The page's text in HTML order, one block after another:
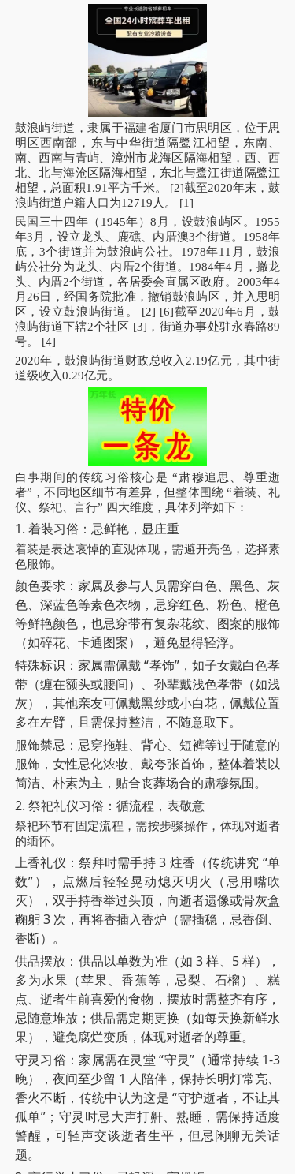
鼓浪屿街道，隶属于福建省厦门市思明区，位于思
明区西南部，东与中华街道隔鹭江相望，东南、
南、西南与青屿、漳州市龙海区隔海相望，西、西
北、北与海沧区隔海相望，东北与鹭江街道隔鹭江
相望，总面积1.91平方千米。 [2]截至2020年末，鼓
浪屿街道户籍人口为12719人。 [1]
民国三十四年（1945年）8月，设鼓浪屿区。1955
年3月，设立龙头、鹿礁、内厝澳3个街道。1958年
底，3个街道并为鼓浪屿公社。1978年11月，鼓浪
屿公社分为龙头、内厝2个街道。1984年4月，撤龙
头、内厝2个街道，各居委会直属区政府。2003年4
月26日，经国务院批准，撤销鼓浪屿区，并入思明
区，设立鼓浪屿街道。 [2] [6]截至2020年6月，鼓
浪屿街道下辖2个社区 [3]，街道办事处驻永春路89
号。 [4]
2020年，鼓浪屿街道财政总收入2.19亿元，其中街
道级收入0.29亿元。
白事期间的传统习俗核心是 “肃穆追思、尊重逝
者”，不同地区细节有差异，但整体围绕 “着装、礼
仪、祭祀、言行” 四大维度，具体列举如下：
1. 着装习俗：忌鲜艳，显庄重
着装是表达哀悼的直观体现，需避开亮色，选择素
色服饰。
颜色要求：家属及参与人员需穿白色、黑色、灰
色、深蓝色等素色衣物，忌穿红色、粉色、橙色
等鲜艳颜色，也忌穿带有复杂花纹、图案的服饰
（如碎花、卡通图案），避免显得轻浮。
特殊标识：家属需佩戴 “孝饰”，如子女戴白色孝
带（缠在额头或腰间）、孙辈戴浅色孝带（如浅
灰），其他亲友可佩戴黑纱或小白花，佩戴位置
多在左臂，且需保持整洁，不随意取下。
服饰禁忌：忌穿拖鞋、背心、短裤等过于随意的
服饰，女性忌化浓妆、戴夸张首饰，整体着装以
简洁、朴素为主，贴合丧葬场合的肃穆氛围。
2. 祭祀礼仪习俗：循流程，表敬意
祭祀环节有固定流程，需按步骤操作，体现对逝者
的缅怀。
上香礼仪：祭拜时需手持 3 炷香（传统讲究 “单
数”），点燃后轻轻晃动熄灭明火（忌用嘴吹
灭），双手持香举过头顶，向逝者遗像或骨灰盒
鞠躬 3 次，再将香插入香炉（需插稳，忌香倒、
香断）。
供品摆放：供品以单数为准（如 3 样、5 样），
多为水果（苹果、香蕉等，忌梨、石榴）、糕
点、逝者生前喜爱的食物，摆放时需整齐有序，
忌随意堆放；供品需定期更换（如每天换新鲜水
果），避免腐烂变质，体现对逝者的尊重。
守灵习俗：家属需在灵堂 “守灵”（通常持续 1-3
晚），夜间至少留 1 人陪伴，保持长明灯常亮、
香火不断，传统中认为这是 “守护逝者，不让其
孤单”；守灵时忌大声打鼾、熟睡，需保持适度
警醒，可轻声交谈逝者生平，但忌闲聊无关话
题。